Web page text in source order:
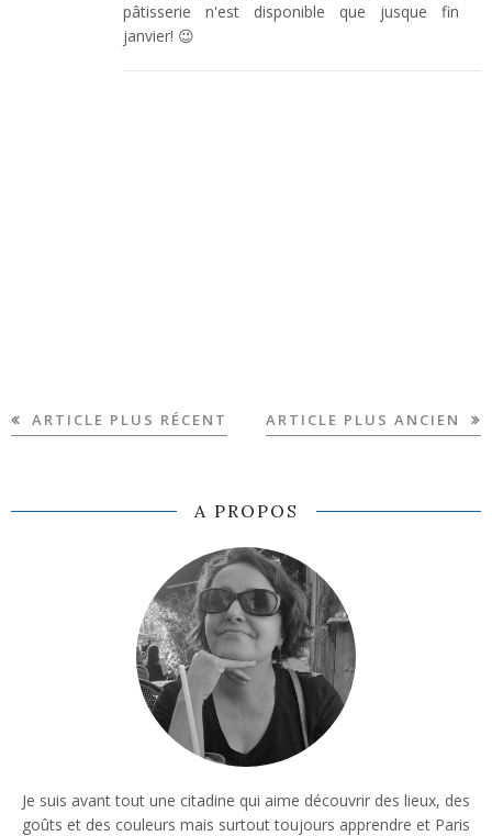
pâtisserie n'est disponible que jusque fin
janvier! 😉
ARTICLE PLUS RÉCENT ARTICLE PLUS ANCIEN
A PROPOS
Je suis avant tout une citadine qui aime découvrir des lieux, des
goûts et des couleurs mais surtout toujours apprendre et Paris